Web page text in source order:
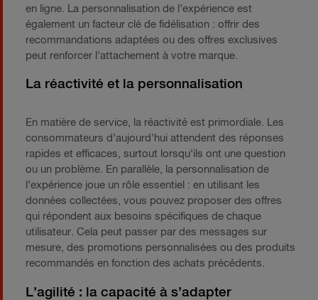
en ligne. La personnalisation de l’expérience est
également un facteur clé de fidélisation : offrir des
recommandations adaptées ou des offres exclusives
peut renforcer l'attachement à votre marque.
La réactivité et la personnalisation
En matière de service, la réactivité est primordiale. Les
consommateurs d’aujourd’hui attendent des réponses
rapides et efficaces, surtout lorsqu’ils ont une question
ou un problème. En parallèle, la personnalisation de
l’expérience joue un rôle essentiel : en utilisant les
données collectées, vous pouvez proposer des offres
qui répondent aux besoins spécifiques de chaque
utilisateur. Cela peut passer par des messages sur
mesure, des promotions personnalisées ou des produits
recommandés en fonction des achats précédents.
L’agilité : la capacité à s’adapter